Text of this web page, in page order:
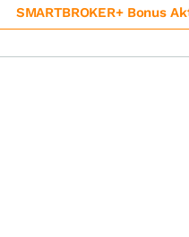
SMARTBROKER+ Bonus